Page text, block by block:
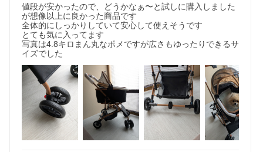
値段が安かったので、どうかなぁ〜と試しに購入しました
が想像以上に良かった商品です
全体的にしっかりしていて安心して使えそうです
とても気に入ってます
写真は4.8キロまん丸なポメですが広さもゆったりできるサ
イズでした